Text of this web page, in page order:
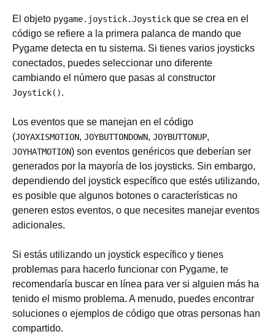
El objeto pygame.joystick.Joystick que se crea en el
código se refiere a la primera palanca de mando que
Pygame detecta en tu sistema. Si tienes varios joysticks
conectados, puedes seleccionar uno diferente
cambiando el número que pasas al constructor
Joystick().
Los eventos que se manejan en el código
(JOYAXISMOTION, JOYBUTTONDOWN, JOYBUTTONUP,
JOYHATMOTION) son eventos genéricos que deberían ser
generados por la mayoría de los joysticks. Sin embargo,
dependiendo del joystick específico que estés utilizando,
es posible que algunos botones o características no
generen estos eventos, o que necesites manejar eventos
adicionales.
Si estás utilizando un joystick específico y tienes
problemas para hacerlo funcionar con Pygame, te
recomendaría buscar en línea para ver si alguien más ha
tenido el mismo problema. A menudo, puedes encontrar
soluciones o ejemplos de código que otras personas han
compartido.